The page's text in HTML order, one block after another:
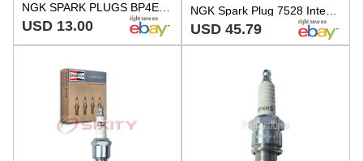
NGK SPARK PLUGS BP4ES 2 PACK NEW 6928
USD 13.00 USD 45.79